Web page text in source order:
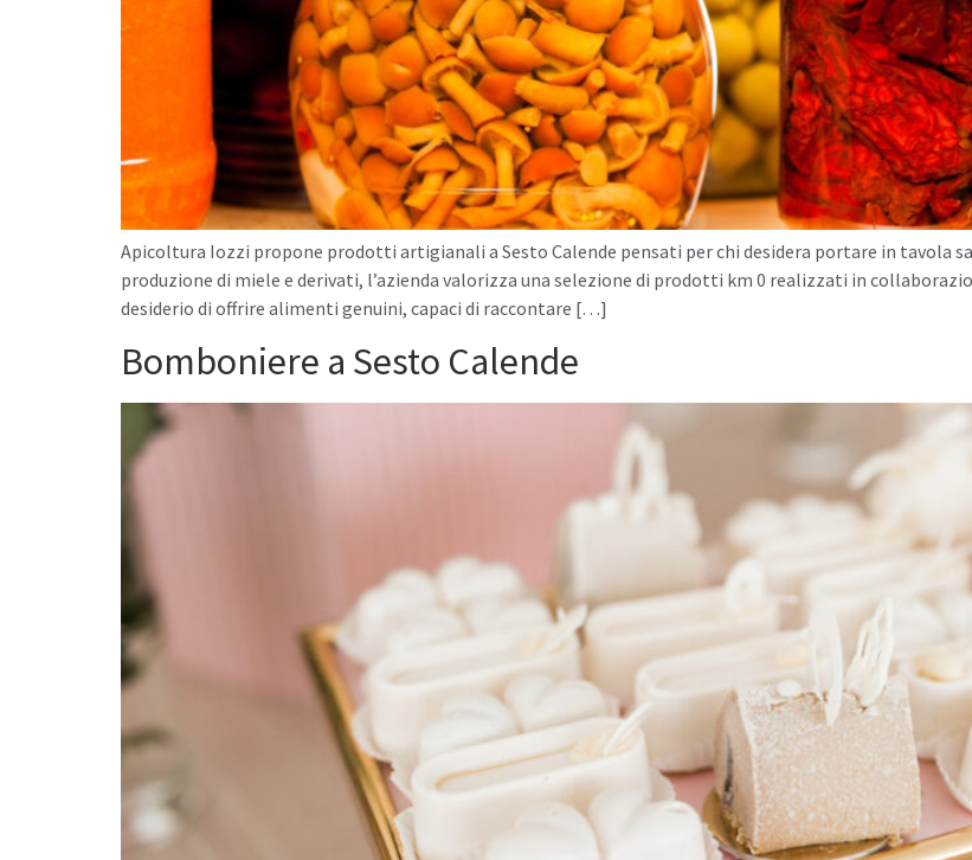
Apicoltura Iozzi propone prodotti artigianali a Sesto Calende pensati per chi desidera portare in
produzione di miele e derivati, l’azienda valorizza una selezione di prodotti km 0 realizzati in
desiderio di offrire alimenti genuini, capaci di raccontare […]
Bomboniere a Sesto Calende